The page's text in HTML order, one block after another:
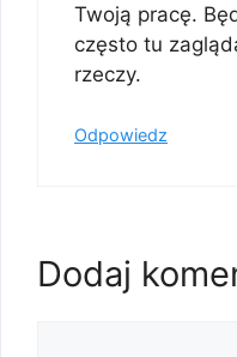
Twoją pracę.
często tu
rzeczy.
Odpowiedz
Dodaj